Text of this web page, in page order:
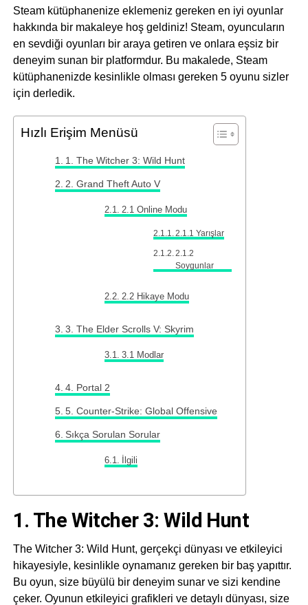
Steam kütüphanenize eklemeniz gereken en iyi oyunlar
hakkında bir makaleye hoş geldiniz! Steam, oyuncuların
en sevdiği oyunları bir araya getiren ve onlara eşsiz bir
deneyim sunan bir platformdur. Bu makalede, Steam
kütüphanenizde kesinlikle olması gereken 5 oyunu sizler
için derledik.
Hızlı Erişim Menüsü
1. The Witcher 3: Wild Hunt
2. Grand Theft Auto V
2.1 Online Modu
2.1.1 Yarışlar
2.1.2
Soygunlar
2.2 Hikaye Modu
3. The Elder Scrolls V: Skyrim
3.1 Modlar
4. Portal 2
5. Counter-Strike: Global Offensive
Sıkça Sorulan Sorular
İlgili
1. The Witcher 3: Wild Hunt
The Witcher 3: Wild Hunt, gerçekçi dünyası ve etkileyici
hikayesiyle, kesinlikle oynamanız gereken bir baş yapıttır.
Bu oyun, size büyülü bir deneyim sunar ve sizi kendine
çeker. Oyunun etkileyici grafikleri ve detaylı dünyası, size